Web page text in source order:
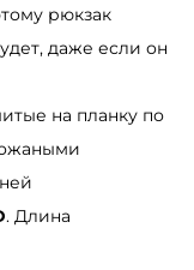
рюкзак
даже если он
на планку по
. Длина